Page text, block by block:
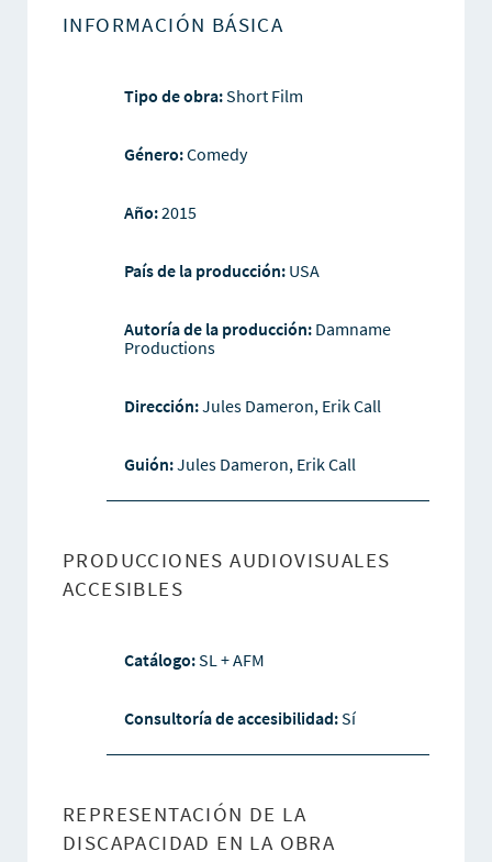
INFORMACIÓN BÁSICA
Tipo de obra:Short Film
Género:Comedy
Año:2015
País de la producción: USA
Autoría de la producción: Damname
Productions
Dirección:Jules Dameron, Erik Call
Guión:Jules Dameron, Erik Call
PRODUCCIONES AUDIOVISUALES
ACCESIBLES
Catálogo:SL + AFM
Consultoría de accesibilidad:Sí
REPRESENTACIÓN DE LA
DISCAPACIDAD EN LA OBRA